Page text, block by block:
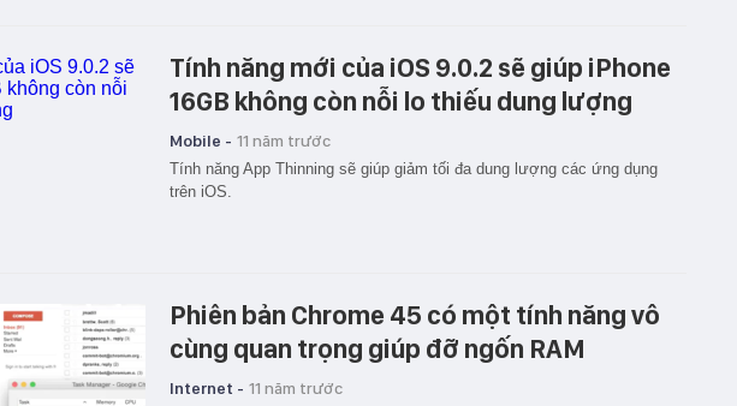
Tính năng mới của iOS 9.0.2 sẽ giúp iPhone
16GB không còn nỗi lo thiếu dung lượng
Mobile - 11 năm trước
Tính năng App Thinning sẽ giúp giảm tối đa dung lượng các ứng dụng
trên iOS.
Phiên bản Chrome 45 có một tính năng vô
cùng quan trọng giúp đỡ ngốn RAM
Internet - 11 năm trước